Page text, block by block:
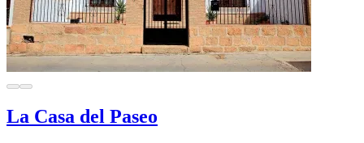
La Casa del Paseo